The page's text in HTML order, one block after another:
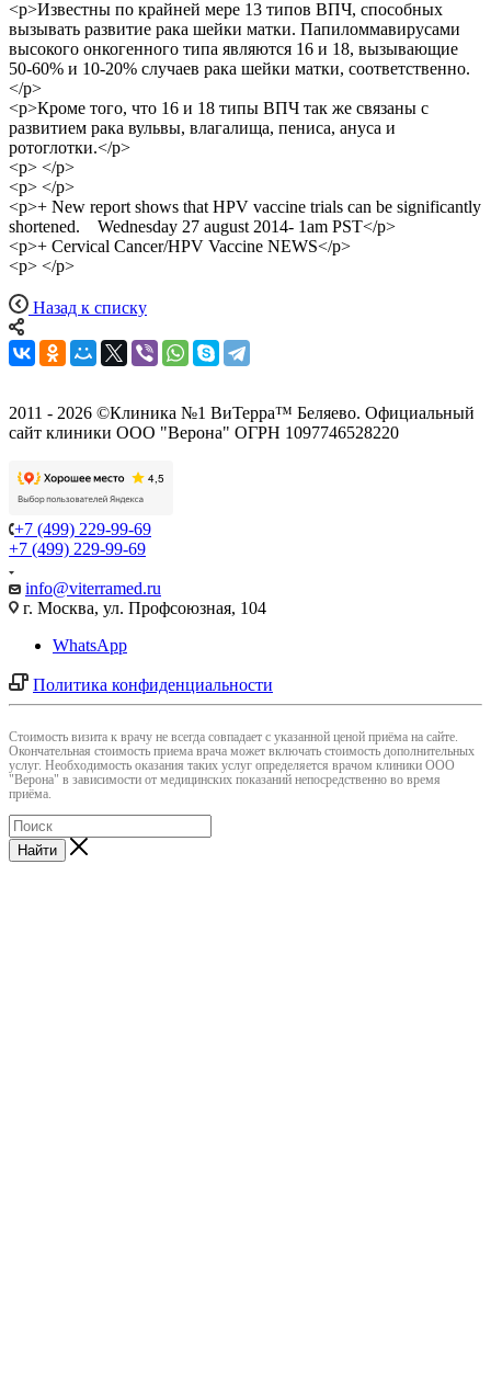
<p>Известны по крайней мере 13 типов ВПЧ, способных
вызывать развитие рака шейки матки. Папиломмавирусами
высокого онкогенного типа являются 16 и 18, вызывающие
50-60% и 10-20% случаев рака шейки матки, соответственно.
</p>
<p>Кроме того, что 16 и 18 типы ВПЧ так же связаны с
развитием рака вульвы, влагалища, пениса, ануса и
ротоглотки.</p>
<p> </p>
<p> </p>
<p>+ New report shows that HPV vaccine trials can be significantly
shortened. Wednesday 27 august 2014- 1am PST</p>
<p>+ Cervical Cancer/HPV Vaccine NEWS</p>
<p> </p>
Назад к списку
2011 - 2026 ©Клиника №1 ВиТерра™ Беляево. Официальный
сайт клиники ООО "Верона" ОГРН 1097746528220
+7 (499) 229-99-69
+7 (499) 229-99-69
info@viterramed.ru
г. Москва, ул. Профсоюзная, 104
WhatsApp
Политика конфиденциальности
Cтоимость визита к врачу не всегда совпадает с указанной ценой приёма на сайте.
Окончательная стоимость приема врача может включать стоимость дополнительных
услуг. Необходимость оказания таких услуг определяется врачом клиники ООО
"Верона" в зависимости от медицинских показаний непосредственно во время
приёма.
Найти